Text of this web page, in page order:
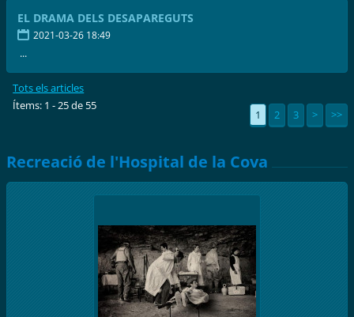
EL DRAMA DELS DESAPAREGUTS
2021-03-26 18:49
...
Tots els articles
Ítems: 1 - 25 de 55
1 2 3 > >>
Recreació de l'Hospital de la Cova